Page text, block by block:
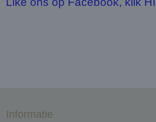
Informatie